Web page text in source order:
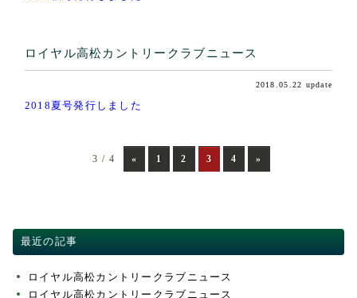
ロイヤル高松カントリークラブニュース
2018.05.22 update
2018夏号発行しました
3 / 4 « 1 2 3 4 »
最近の記事
ロイヤル高松カントリークラブニュース
ロイヤル高松カントリークラブニュース